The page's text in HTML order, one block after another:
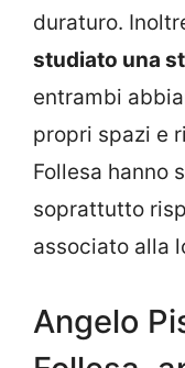
duraturo.
studiato una
entrambi
propri spazi e
Follesa hanno
soprattutto
associato alla
Angelo